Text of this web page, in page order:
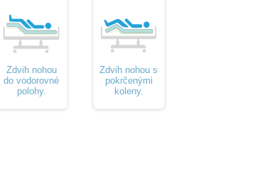
Zdvih nohou
do vodorovné
polohy.
Zdvih nohou s
pokrčenými
koleny.